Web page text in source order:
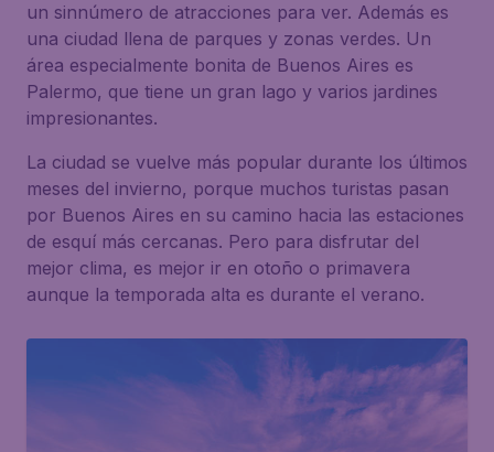
un sinnúmero de atracciones para ver. Además es
una ciudad llena de parques y zonas verdes. Un
área especialmente bonita de Buenos Aires es
Palermo, que tiene un gran lago y varios jardines
impresionantes.
La ciudad se vuelve más popular durante los últimos
meses del invierno, porque muchos turistas pasan
por Buenos Aires en su camino hacia las estaciones
de esquí más cercanas. Pero para disfrutar del
mejor clima, es mejor ir en otoño o primavera
aunque la temporada alta es durante el verano.